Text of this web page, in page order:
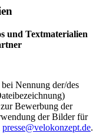
und Textmaterialien
Nennung der/des
Bewerbung der
der Bilder für
presse@velokonzept.de.